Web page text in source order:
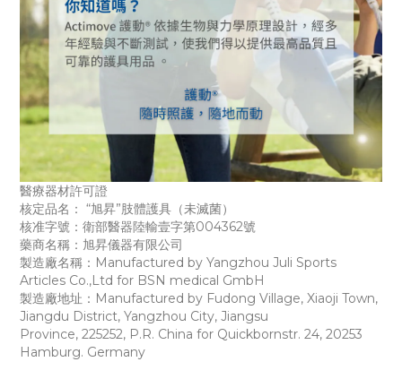
醫療器材許可證
核定品名： “旭昇”肢體護具（未滅菌）
核准字號：衛部醫器陸輸壹字第004362號
藥商名稱：旭昇儀器有限公司
製造廠名稱：Manufactured by Yangzhou Juli Sports
Articles Co.,Ltd for BSN medical GmbH
製造廠地址：Manufactured by Fudong Village, Xiaoji Town,
Jiangdu District, Yangzhou City, Jiangsu
Province, 225252, P.R. China for Quickbornstr. 24, 20253
Hamburg. Germany